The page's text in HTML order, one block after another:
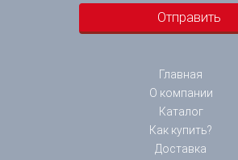
Главная
О компании
Каталог
Как купить?
Доставка